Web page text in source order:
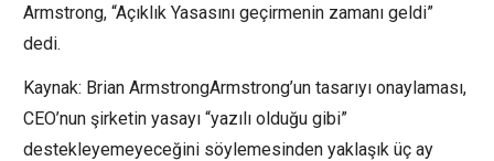
Armstrong, “Açıklık Yasasını geçirmenin zamanı geldi”
dedi.
Kaynak: Brian ArmstrongArmstrong’un tasarıyı onaylaması,
CEO’nun şirketin yasayı “yazılı olduğu gibi”
destekleyemeyeceğini söylemesinden yaklaşık üç ay